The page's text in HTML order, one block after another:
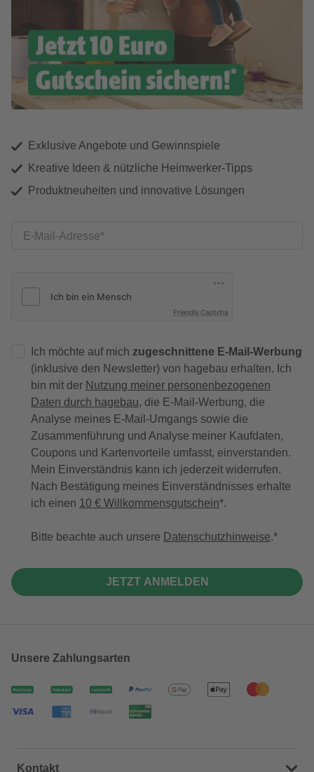
Exklusive Angebote und Gewinnspiele
Kreative Ideen & nützliche Heimwerker-Tipps
Produktneuheiten und innovative Lösungen
E-Mail-Adresse
Friendly Captcha
Ich möchte auf mich zugeschnittene E-Mail-Werbung
(inklusive den Newsletter) von hagebau erhalten. Ich
bin mit der Nutzung meiner personenbezogenen
Daten durch hagebau, die E-Mail-Werbung, die
Analyse meines E-Mail-Umgangs sowie die
Zusammenführung und Analyse meiner Kaufdaten,
Coupons und Kartenvorteile umfasst, einverstanden.
Mein Einverständnis kann ich jederzeit widerrufen.
Nach Bestätigung meines Einverständnisses erhalte
ich einen 10 € Willkommensgutschein*.
Bitte beachte auch unsere Datenschutzhinweise.
JETZT ANMELDEN
Unsere Zahlungsarten
Kontakt